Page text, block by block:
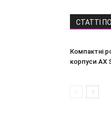
СТАТТІ
Компактні
корпуси AX